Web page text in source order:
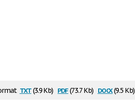
txt(3.9 Kb) pdf(73.7 Kb) docx(9.5 Kb)